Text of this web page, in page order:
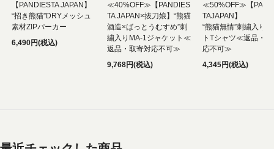
【PANDIESTA JAPAN】
“招き熊猫”DRYメッシュ
素材ZIPパーカー
6,490円(税込)
≪40%OFF≫【PANDIES
TA JAPAN×抜刀娘】“熊猫
酒造×ばっとうむすめ”刺
繍入りMA-1ジャケット≪
返品・取寄対応不可≫
9,768円(税込)
≪50%OFF≫【
TAJAPAN】
“熊猫無情”刺繍入り
トTシャツ≪返品・
応不可≫
4,345円(税込)